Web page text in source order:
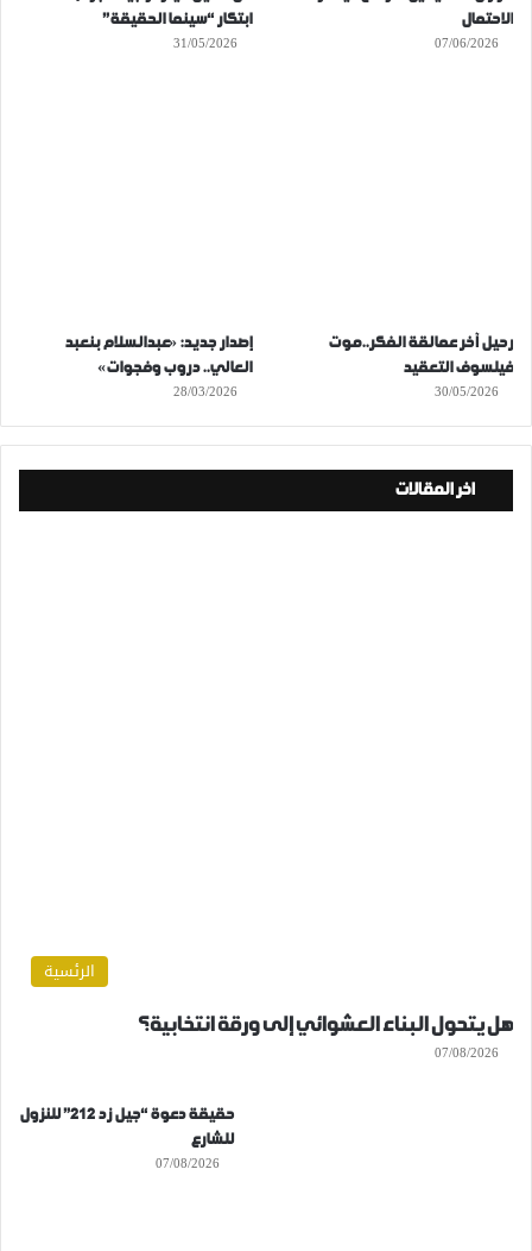
الاحتمال
07/06/2026
ابتكار “سينما الحقيقة”
31/05/2026
رحيل آخر عمالقة الفكر..موت
فيلسوف التعقيد
30/05/2026
إصدار جديد: «عبدالسلام بنعبد
العالي.. دروب وفجوات»
28/03/2026
اخر المقالات
الرئسية
هل يتحول البناء العشوائي إلى ورقة انتخابية؟
07/08/2026
حقيقة دعوة “جيل زد 212” للنزول
للشارع
07/08/2026